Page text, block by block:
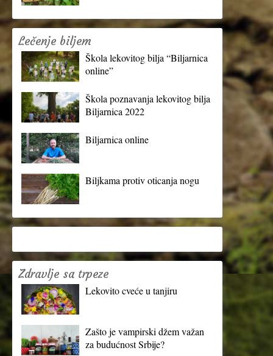
Lečenje biljem
Škola lekovitog bilja “Biljarnica
online”
Škola poznavanja lekovitog bilja
Biljarnica 2022
Biljarnica online
Biljkama protiv oticanja nogu
Zdravlje sa trpeze
Lekovito cveće u tanjiru
Zašto je vampirski džem važan
za budućnost Srbije?